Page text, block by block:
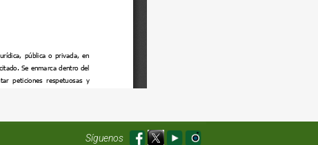
Síguenos